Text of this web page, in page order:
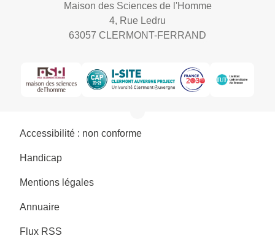
Maison des Sciences de l'Homme
4, Rue Ledru
63057 CLERMONT-FERRAND
Accessibilité : non conforme
Handicap
Mentions légales
Annuaire
Flux RSS